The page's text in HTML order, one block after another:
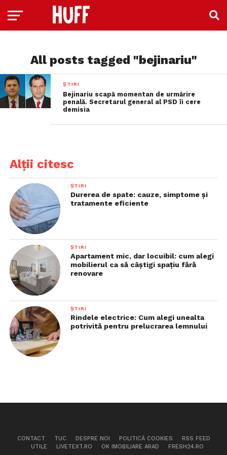
All posts tagged "bejinariu"
ȘTIRI
Bejinariu scapă momentan de urmărire
penală. Secretarul general al PSD îi cere
demisia
Alții citesc
ȘTIRI
Durerea de spate: cauze, simptome și
tratamente eficiente
ȘTIRI
Apartament mic, dar locuibil: cum alegi
mobilierul ca să câștigi spațiu fără
renovare
ȘTIRI
Rindele electrice: Cum alegi unealta
potrivită pentru prelucrarea lemnului
CONTACT TUC DESPRE NOI POLITICĂ COOKIES
RSS FEED
UTILE
LIVETEXT.RO OK IMOBILIARE ARAD FRESH24.RO